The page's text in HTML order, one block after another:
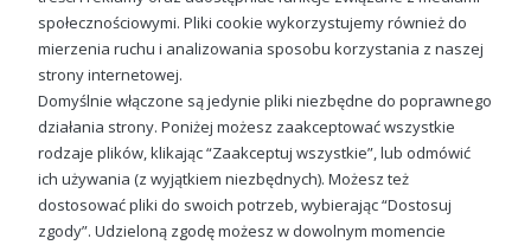
Koszulka Roblox męska z nadrukiem
49,98 zł
Sprawdź nasze social media
społecznościowymi. Pliki cookie wykorzystujemy również do
mierzenia ruchu i analizowania sposobu korzystania z naszej
strony internetowej.
Domyślnie włączone są jedynie pliki niezbędne do poprawnego
działania strony. Poniżej możesz zaakceptować wszystkie
rodzaje plików, klikając “Zaakceptuj wszystkie”, lub odmówić
ich używania (z wyjątkiem niezbędnych). Możesz też
dostosować pliki do swoich potrzeb, wybierając “Dostosuj
zgody”. Udzieloną zgodę możesz w dowolnym momencie